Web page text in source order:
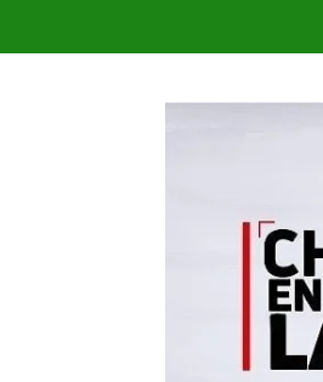
Chile
Dependencia de